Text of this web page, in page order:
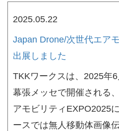
2025.05.22
Japan Drone/次世代エア
出展しました
TKKワークスは、2025年6
幕張メッセで開催される
アモビリティEXPO2025
ースでは無人移動体画像